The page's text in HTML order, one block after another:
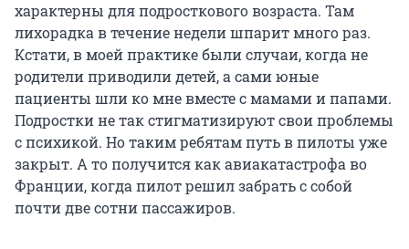
характерны для подросткового возраста. Там
лихорадка в течение недели шпарит много раз.
Кстати, в моей практике были случаи, когда не
родители приводили детей, а сами юные
пациенты шли ко мне вместе с мамами и папами.
Подростки не так стигматизируют свои проблемы
с психикой. Но таким ребятам путь в пилоты уже
закрыт. А то получится как авиакатастрофа во
Франции, когда пилот решил забрать с собой
почти две сотни пассажиров.